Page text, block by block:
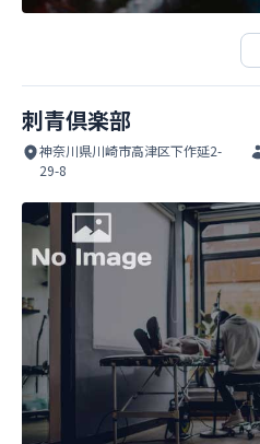
刺青倶楽部
神奈川県川崎市高津区下作延2-
29-8
刺青倶楽部